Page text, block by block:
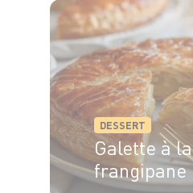
DESSERT
Galette à la
frangipane